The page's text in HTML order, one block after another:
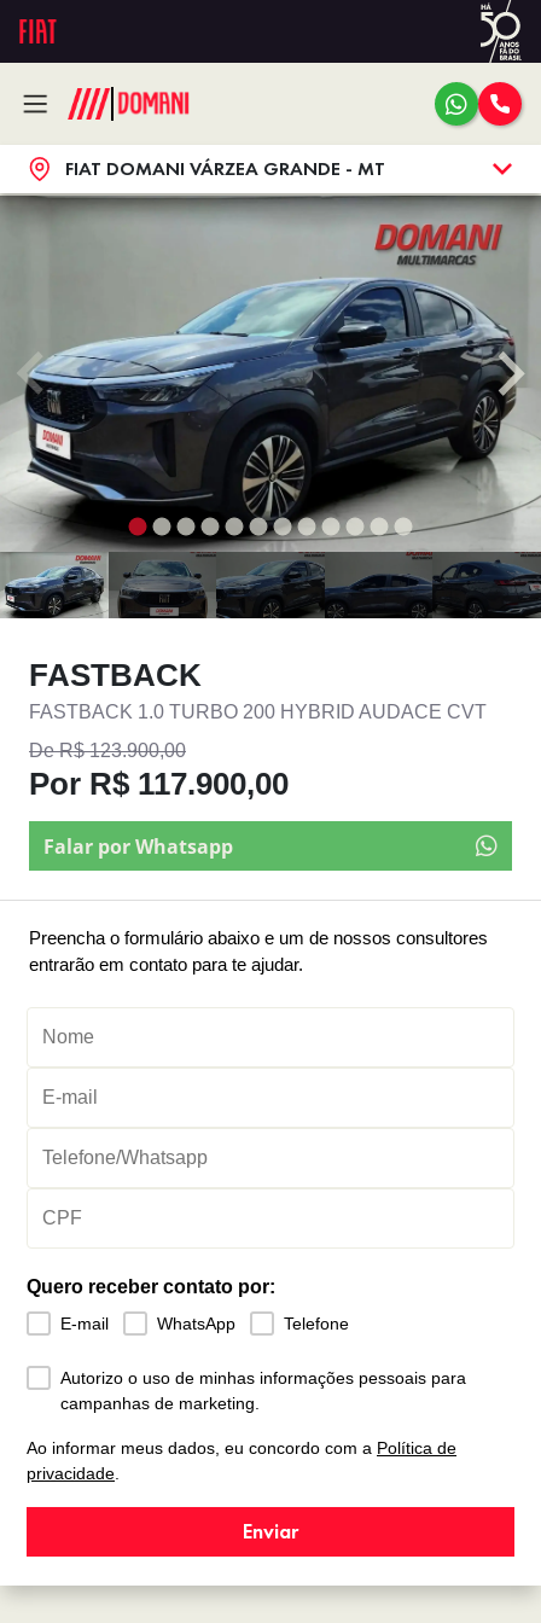
FIAT DOMANI VÁRZEA GRANDE - MT
FASTBACK
FASTBACK 1.0 TURBO 200 HYBRID AUDACE CVT
De R$ 123.900,00
Por R$ 117.900,00
Falar por Whatsapp
Preencha o formulário abaixo e um de nossos consultores
entrarão em contato para te ajudar.
Quero receber contato por:
E-mail WhatsApp Telefone
Autorizo o uso de minhas informações pessoais para
campanhas de marketing.
Ao informar meus dados, eu concordo com a Política de
privacidade.
Enviar